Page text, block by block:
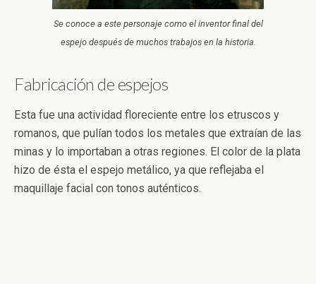
Se conoce a este personaje como el inventor final del
espejo después de muchos trabajos en la historia.
Fabricación de espejos
Esta fue una actividad floreciente entre los etruscos y
romanos, que pulían todos los metales que extraían de las
minas y lo importaban a otras regiones. El color de la plata
hizo de ésta el espejo metálico, ya que reflejaba el
maquillaje facial con tonos auténticos.